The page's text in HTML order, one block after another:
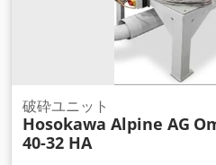
破砕ユニット
Hosokawa Alpine AG
40-32 HA